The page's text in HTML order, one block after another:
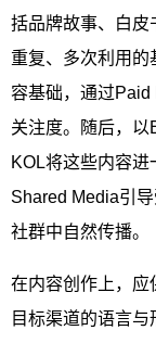
括品牌故事、白皮
重复、多次利用
容基础，通过
关注度。随后，
KOL将这些内容
Shared Media引
社群中自然传播。
在内容创作上，应
目标渠道的语言